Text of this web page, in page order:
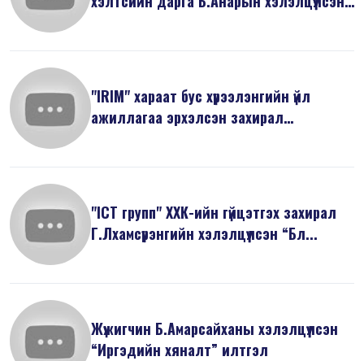
"IRIM" хараат бус хүрээлэнгийн үйл
ажиллагаа эрхэлсэн захирал
"ICT групп" ХХК-ийн гүйцэтгэх захирал
Г.Лхамсүрэнгийн хэлэлцүүлсэн “Бл...
Жүжигчин Б.Амарсайханы хэлэлцүүлсэн
“Иргэдийн хяналт” илтгэл